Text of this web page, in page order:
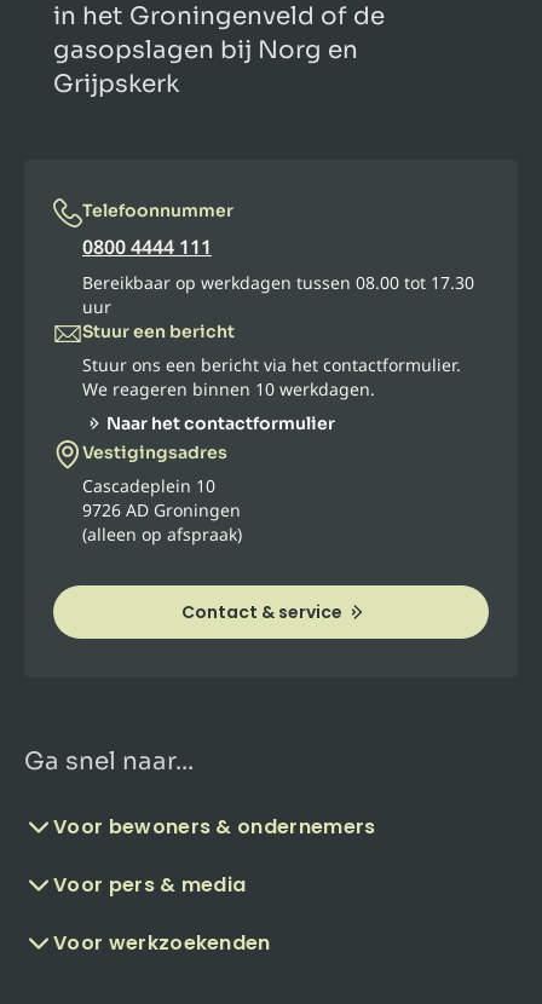
in het Groningenveld of de
gasopslagen bij Norg en
Grijpskerk
Telefoonnummer
0800 4444 111
Bereikbaar op werkdagen tussen 08.00 tot 17.30
uur
Stuur een bericht
Stuur ons een bericht via het contactformulier.
We reageren binnen 10 werkdagen.
Naar het contactformulier
Vestigingsadres
Cascadeplein 10
9726 AD Groningen
(alleen op afspraak)
Contact & service
Ga snel naar...
Voor bewoners & ondernemers
Voor pers & media
Voor werkzoekenden